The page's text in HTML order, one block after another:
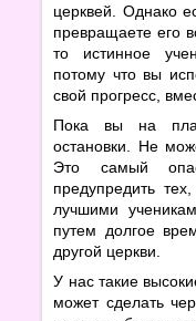
церквей. Однако
превращаете его
то истинное
потому что вы
свой прогресс,
Пока вы на
остановки. Не
Это самый
предупредить
лучшими
путем долгое
другой церкви.
У нас такие
может сделать